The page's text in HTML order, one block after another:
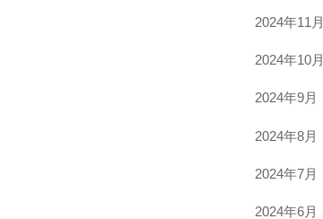
2024年11月
2024年10月
2024年9月
2024年8月
2024年7月
2024年6月